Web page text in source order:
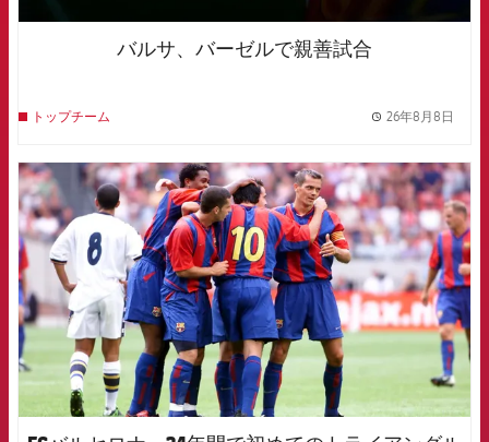
バルサ、バーゼルで親善試合
トップチーム 26年8月8日
FCB Barcelona badge